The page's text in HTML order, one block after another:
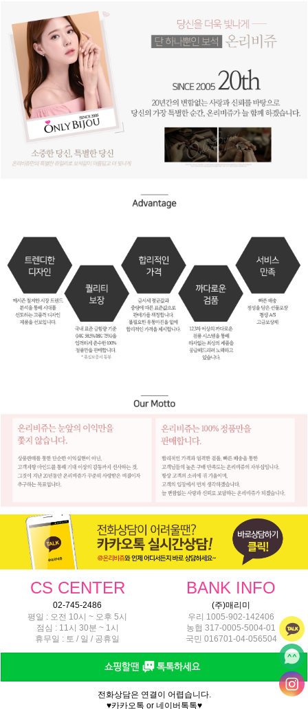
CS CENTER BANK INFO
02-745-2486
(주)매리미
평일 : 오전 10시 ~ 오후 5시
점심 : 11시 30분 ~ 1시
휴무일 : 토 / 일 / 공휴일
우리 1005-902-142406
농협 317-0005-5004-01
국민 016701-04-056504
전화상담은 연결이 어렵습니다.
♥카카오톡 or 네이버톡톡♥